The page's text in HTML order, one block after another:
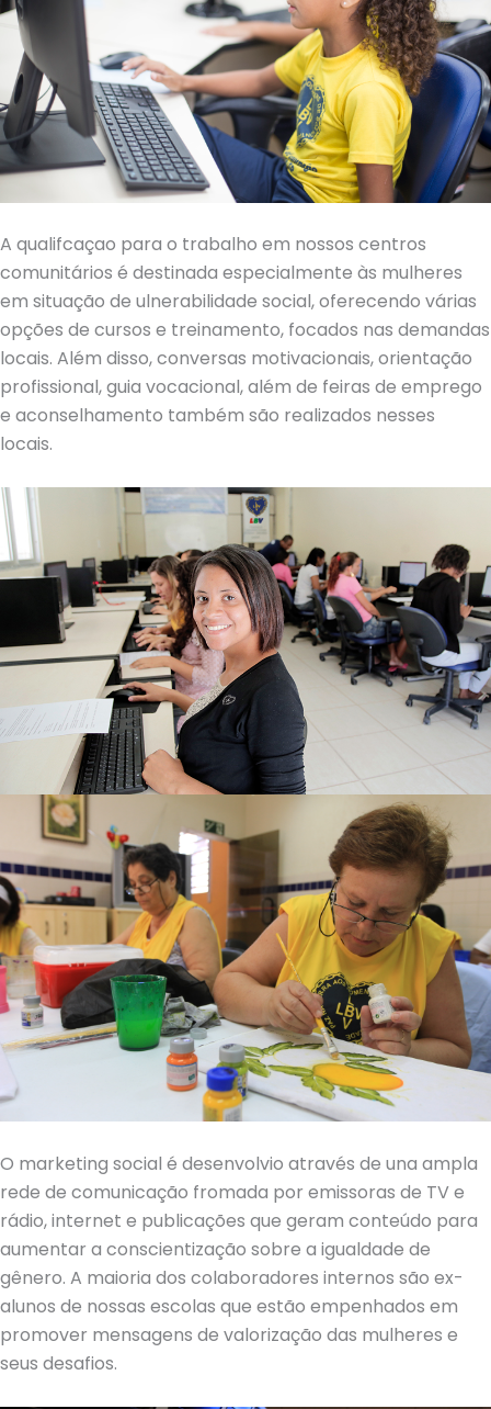
A qualifcaçao para o trabalho em nossos centros
comunitários é destinada especialmente às mulheres
em situação de ulnerabilidade social, oferecendo várias
opções de cursos e treinamento, focados nas demandas
locais. Além disso, conversas motivacionais, orientação
profissional, guia vocacional, além de feiras de emprego
e aconselhamento também são realizados nesses
locais.
O marketing social é desenvolvio através de una ampla
rede de comunicação fromada por emissoras de TV e
rádio, internet e publicações que geram conteúdo para
aumentar a conscientização sobre a igualdade de
gênero. A maioria dos colaboradores internos são ex-
alunos de nossas escolas que estão empenhados em
promover mensagens de valorização das mulheres e
seus desafios.